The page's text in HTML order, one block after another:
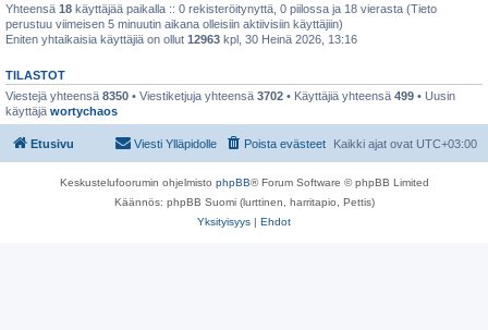
Yhteensä 18 käyttäjää paikalla :: 0 rekisteröitynyttä, 0 piilossa ja 18 vierasta (Tieto
perustuu viimeisen 5 minuutin aikana olleisiin aktiivisiin käyttäjiin)
Eniten yhtaikaisia käyttäjiä on ollut 12963 kpl, 30 Heinä 2026, 13:16
TILASTOT
Viestejä yhteensä 8350 • Viestiketjuja yhteensä 3702 • Käyttäjiä yhteensä 499 • Uusin
käyttäjä wortychaos
Etusivu Kaikki ajat ovat UTC+03:00
Poista evästeet
Viesti Ylläpidolle
Keskustelufoorumin ohjelmisto phpBB® Forum Software © phpBB Limited
Käännös: phpBB Suomi (lurttinen, harritapio, Pettis)
Yksityisyys | Ehdot